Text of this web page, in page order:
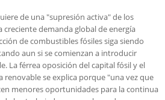
de una "supresión activa" de los
creciente demanda global de energía
de combustibles fósiles siga siendo
aun si se comienzan a introducir
La férrea oposición del capital fósil y el
renovable se explica porque "una vez que
menores oportunidades para la continua